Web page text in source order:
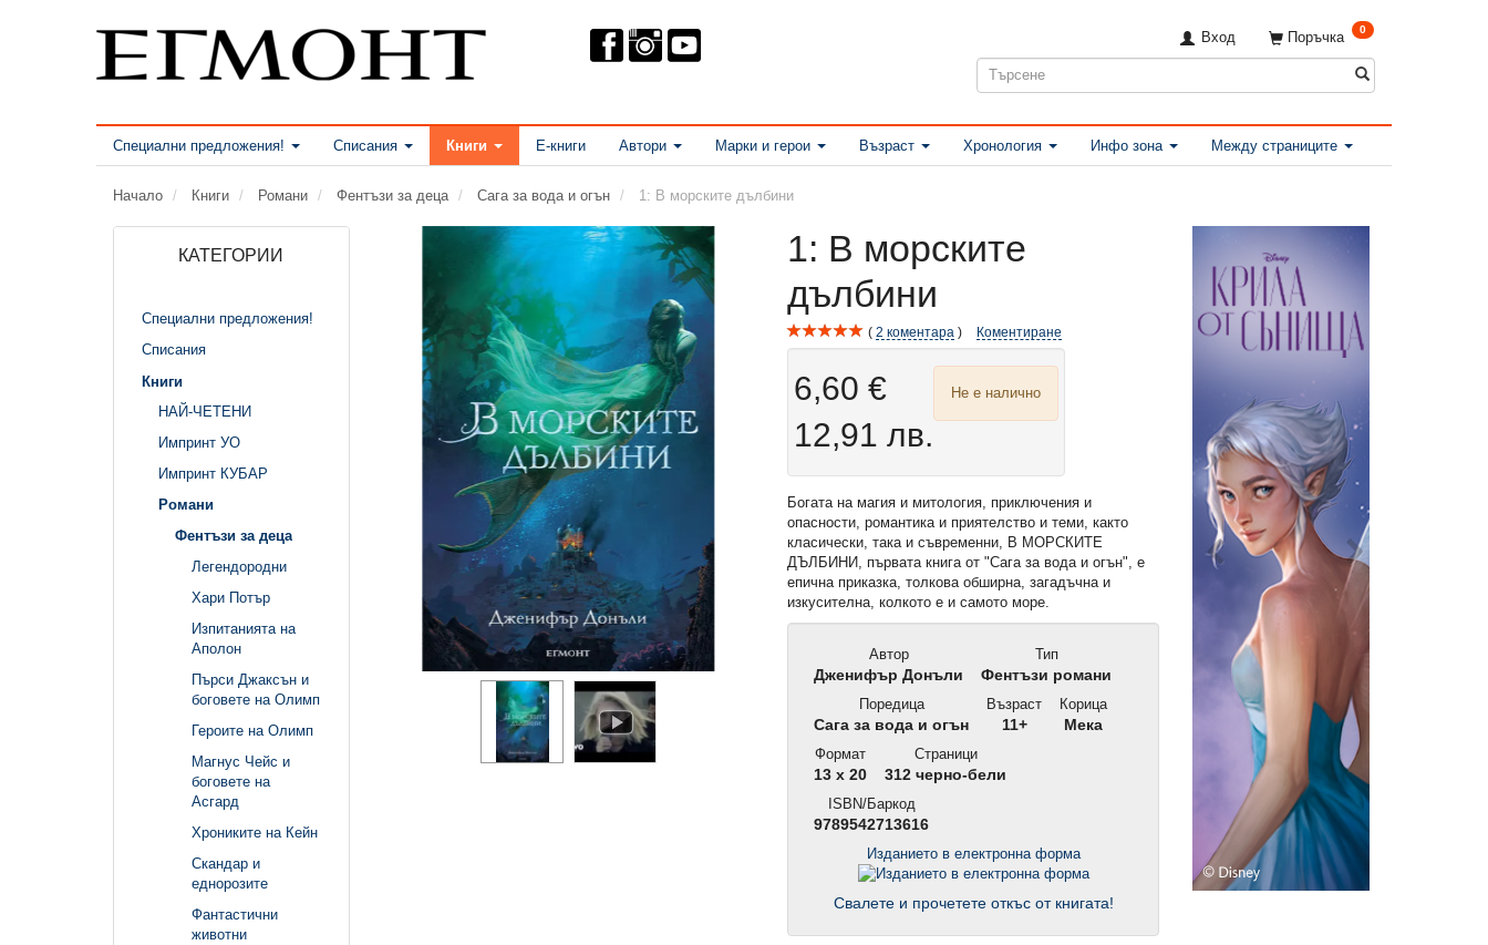
Поръчка 0
Вход
Специални предложения! Списания Книги Е-книги Автори Марки и герои Възраст Хронология Инфо зона Между страниците
Начало Книги Романи Фентъзи за деца Сага за вода и огън 1: В морските дълбини
КАТЕГОРИИ
Специални предложения!
Списания
Книги
НАЙ-ЧЕТЕНИ
Импринт УО
Импринт КУБАР
Романи
Фентъзи за деца
Легендородни
Хари Потър
Изпитанията на
Аполон
Пърси Джаксън и
боговете на Олимп
Героите на Олимп
Магнус Чейс и
боговете на
Асгард
Хрониките на Кейн
Скандар и
еднорозите
Фантастични
животни
1: В морските
дълбини
2 коментара Коментиране
6,60 €
12,91 лв.
Не е налично
Богата на магия и митология, приключения и
опасности, романтика и приятелство и теми, както
класически, така и съвременни, В МОРСКИТЕ
ДЪЛБИНИ, първата книга от "Сага за вода и огън", е
епична приказка, толкова обширна, загадъчна и
изкусителна, колкото е и самото море.
Автор
Дженифър Донъли
Тип
Фентъзи романи
Поредица
Сага за вода и огън
Възраст
11+
Корица
Мека
Формат
13 x 20
Страници
312 черно-бели
ISBN/Баркод
9789542713616
Изданието в електронна форма
Свалете и прочетете откъс от книгата!